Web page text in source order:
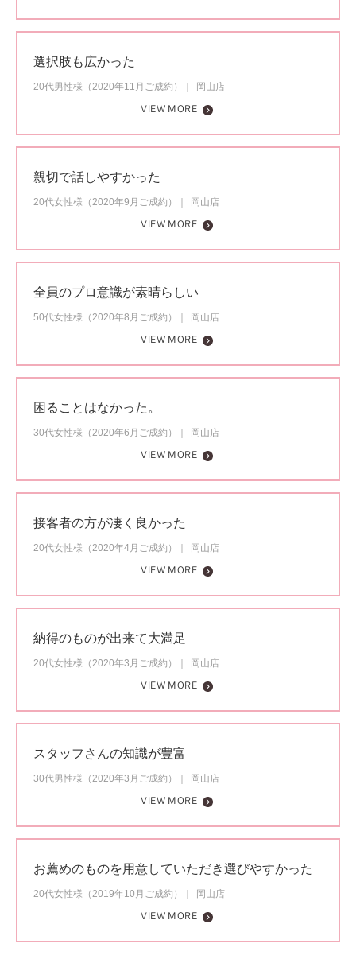
選択肢も広かった
20代男性様（2020年11月ご成約）
岡山店
VIEW MORE
親切で話しやすかった
20代女性様（2020年9月ご成約）
岡山店
VIEW MORE
全員のプロ意識が素晴らしい
50代女性様（2020年8月ご成約）
岡山店
VIEW MORE
困ることはなかった。
30代女性様（2020年6月ご成約）
岡山店
VIEW MORE
接客者の方が凄く良かった
20代女性様（2020年4月ご成約）
岡山店
VIEW MORE
納得のものが出来て大満足
20代女性様（2020年3月ご成約）
岡山店
VIEW MORE
スタッフさんの知識が豊富
30代男性様（2020年3月ご成約）
岡山店
VIEW MORE
お薦めのものを用意していただき選びやすかった
20代女性様（2019年10月ご成約）
岡山店
VIEW MORE